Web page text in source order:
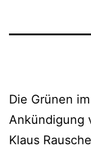
Die Grünen
Ankündigung
Klaus